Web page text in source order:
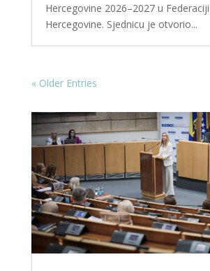
Hercegovine 2026–2027 u
Hercegovine. Sjednicu je otvorio...
« Older Entries